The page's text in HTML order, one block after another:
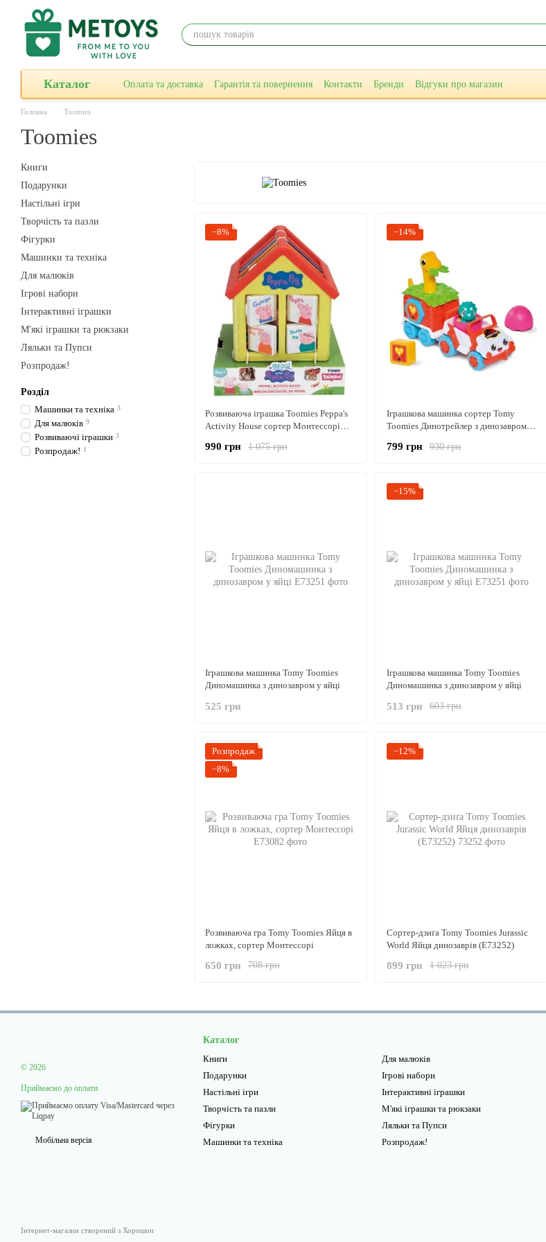
Перейти до основного контенту
Каталог Оплата та доставка Гарантiя та повернення Контакти Бренди Відгуки про магазин
Головна Toomies
Toomies
−8%
Розвиваюча іграшка Toomies Peppa's
Activity House сортер Монтессорі
шнурочками1 075 грн
990 грн
−14%
Іграшкова машинка сортер Tomy
Toomies Динотрейлер з динозавром та
930 грн
799 грн
Іграшкова машинка Tomy Toomies
Диномашинка з динозавром у яйці
525 грн
−15%
Іграшкова машинка Tomy Toomies
Диномашинка з динозавром у яйці
603 грн
513 грн
Розпродаж
−8%
Розвиваюча гра Tomy Toomies Яйця в
ложках, сортер Монтессорі
708 грн
650 грн
−12%
Сортер-дзиґа Tomy Toomies Jurassic
World Яйця динозаврів (E73252)
1 023 грн
899 грн
Книги
Подарунки
Настільні ігри
Творчiсть та пазли
Фігурки
Машинки та техніка
Для малюків
Ігрові набори
Інтерактивні іграшки
М'які іграшки та рюкзаки
Ляльки та Пупси
Розпродаж!
Розділ
Машинки та техніка 3
Для малюків 9
Розвиваючi iграшки 3
Розпродаж! 1
© 2026
Приймаємо до оплати
Мобільна версія
Інтернет-магазин створений з Хорошоп
Каталог
Книги
Подарунки
Настільні ігри
Творчiсть та пазли
Фігурки
Машинки та техніка
Для малюків
Ігрові набори
Інтерактивні іграшки
М'які іграшки та рюкзаки
Ляльки та Пупси
Розпродаж!